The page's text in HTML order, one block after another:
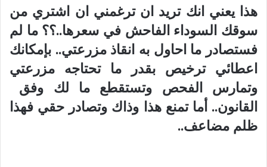
هذا يعني انك تريد ان ترغمني ان اشتري من
سوقك السوداء الفاحش في سعرها..؟؟ ما لم
فستصادر ما احاول به انقاذ مزرعتي.. بإمكانك
اعطائي ترخيص بقدر ما تحتاجه مزرعتي
وتمارس الفحص وتستقطع ما لك وفق
القانون.. أما تمنع هذا وذاك وتصادر حقي فهذا
ظلم مضاعف..